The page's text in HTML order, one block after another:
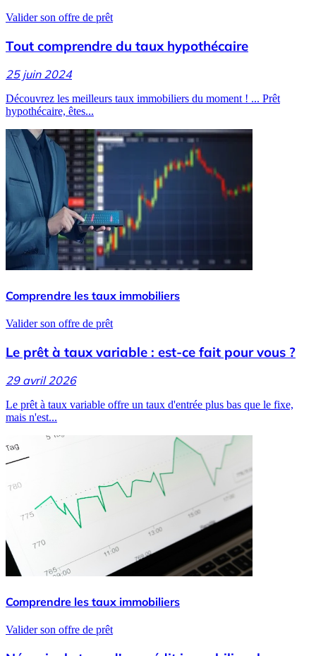
Valider son offre de prêt
Tout comprendre du taux hypothécaire
25 juin 2024
Découvrez les meilleurs taux immobiliers du moment ! ... Prêt
hypothécaire, êtes...
Comprendre les taux immobiliers
Valider son offre de prêt
Le prêt à taux variable : est-ce fait pour vous ?
29 avril 2026
Le prêt à taux variable offre un taux d'entrée plus bas que le fixe,
mais n'est...
Comprendre les taux immobiliers
Valider son offre de prêt